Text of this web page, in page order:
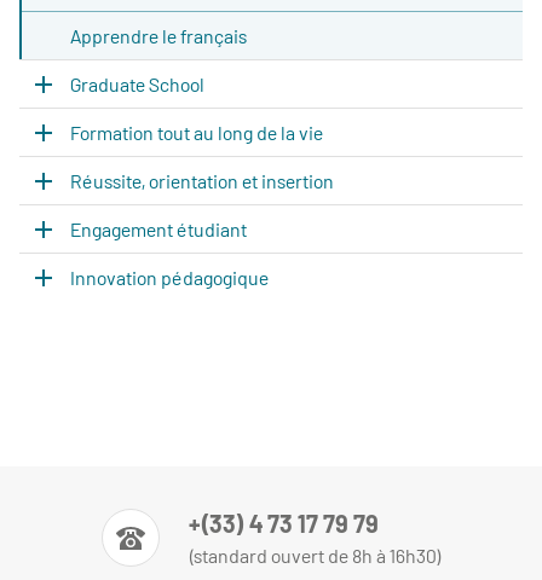
Apprendre le français
Graduate School
Formation tout au long de la vie
Réussite, orientation et insertion
Engagement étudiant
Innovation pédagogique
+(33) 4 73 17 79 79
(standard ouvert de 8h à 16h30)